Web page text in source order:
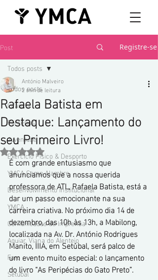
Post Registre-se
Todos posts
Infância
Parcerias
Juventude
Exercício Físico & Desporto
YMCA Camp Alambre
Desenvolvimento Institucional
YMCA
Comunicados de Imprensa
Aguiar, Viana do Alentejo
Faro
Setúbal
Todos posts
Rafaela Batista em
Destaque: Lançamento do
seu Primeiro Livro!
António Malveiro
2 min de leitura
Avaliado com NaN de 5 estrelas.
É com grande entusiasmo que
anunciamos que a nossa querida
professora de ATL, Rafaela Batista, está a
dar um passo emocionante na sua
carreira criativa. No próximo dia 14 de
dezembro, das 10h às 13h, a Mabilong,
localizada na Av. Dr. António Rodrigues
Manito, IIIA, em Setúbal, será palco de
um evento muito especial: o lançamento
do livro “As Peripécias do Gato Preto”.